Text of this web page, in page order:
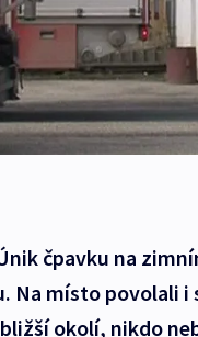
čpavku na
Na místo povolali
okolí, nikdo